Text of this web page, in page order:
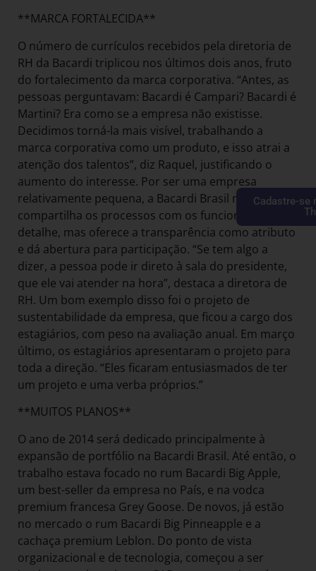
**MARCA FORTALECIDA**
O número de currículos recebidos pela diretoria de
RH da Bacardi triplicou nos últimos dois anos, fruto
do fortalecimento da marca corporativa. “Antes, as
pessoas perguntavam: Bacardi é Campari? Bacardi é
Martini? Era como se a empresa não existisse.
Decidimos torná-la mais visível, trabalhando a
marca corporativa como um produto, e isso atrai a
atenção dos talentos”, diz Raquel, justificando o
aumento do interesse. Por ser uma empresa
relativamente pequena, a Bacardi Brasil não
compartilha os processos com os funcionários em
detalhe, mas oferece a transparência como atributo
e dá abertura para participação. “Se tem algo a
dizer, a pessoa pode ir direto à sala do presidente,
que ele vai atender na hora”, destaca a diretora de
RH. Um bom exemplo disso foi o projeto de
sustentabilidade da empresa, que ficou a cargo dos
estagiários, com peso na avaliação anual. Em março
último, os estagiários apresentaram o projeto para
toda a direção. “Eles ficaram entusiasmados de ter
um projeto e uma verba próprios.”
**MUITOS PLANOS**
O ano de 2014 será dedicado principalmente à
expansão de portfólio na Bacardi Brasil. Até então, o
trabalho estava focado no rum Bacardi Big Apple,
um best-seller da empresa no País, e na vodca
premium francesa Grey Goose. De novos, já estão
no mercado o rum Bacardi Big Pinneapple e a
cachaça premium Leblon. Do ponto de vista
organizacional e de tecnologia, começou a ser
Cadastre-se